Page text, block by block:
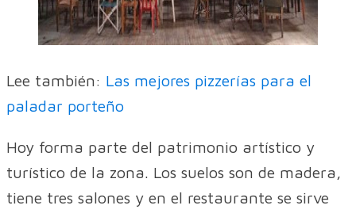
Lee también: Las mejores pizzerías para el
paladar porteño
Hoy forma parte del patrimonio artístico y
turístico de la zona. Los suelos son de madera,
tiene tres salones y en el restaurante se sirve